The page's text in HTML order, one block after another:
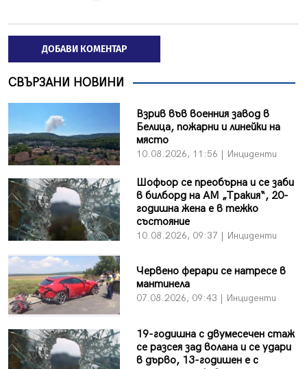
ДОБАВИ КОМЕНТАР
СВЪРЗАНИ НОВИНИ
Взрив във военния завод в
Белица, пожарни и линейки на
място
10.08.2026, 11:56 | Инциденти
Шофьор се преобърна и се заби
в билборд на АМ „Тракия“, 20-
годишна жена е в тежко
състояние
10.08.2026, 09:37 | Инциденти
Червено ферари се натресе в
мантинела
07.08.2026, 09:43 | Инциденти
19-годишна с двумесечен стаж
се разсея зад волана и се удари
в дърво, 13-годишен е с